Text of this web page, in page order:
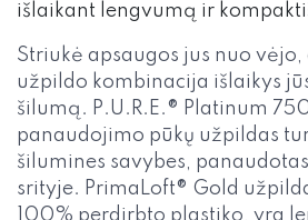
išlaikant lengvumą ir
Striukė apsaugos jus nuo
užpildo kombinacija išlaikys
šilumą. P.U.R.E.® Platinum
panaudojimo pūkų užpildas
šilumines savybes,
srityje. PrimaLoft® Gold
100% perdirbto plastiko, yra